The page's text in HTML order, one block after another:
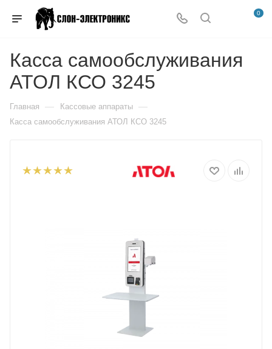
0
Касса самообслуживания
АТОЛ КСО 3245
Главная — Кассовые аппараты —
Касса самообслуживания АТОЛ КСО 3245